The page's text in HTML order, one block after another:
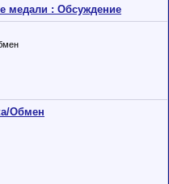
медали : Обсуждение
Обмен